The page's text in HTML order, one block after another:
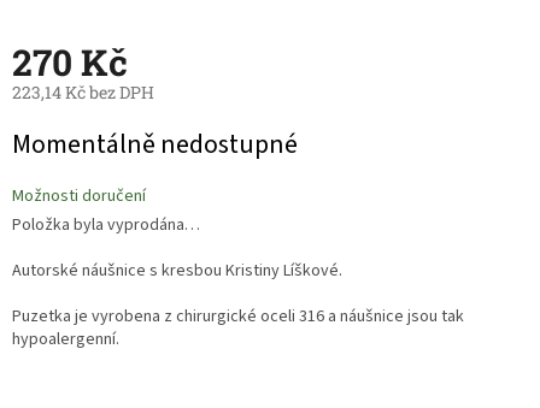
270 Kč
223,14 Kč bez DPH
cena:
Momentálně nedostupné
Možnosti doručení
Položka byla vyprodána…
Autorské náušnice s kresbou Kristiny Líškové.
Puzetka je vyrobena z chirurgické oceli 316 a náušnice jsou tak
hypoalergenní.